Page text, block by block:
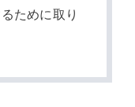
ために取り